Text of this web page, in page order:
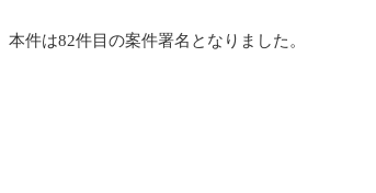
件は82件目の案件署名となりました。